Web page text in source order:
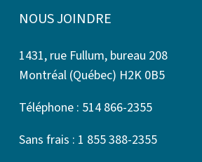
NOUS JOINDRE
1431, rue Fullum, bureau 208
Montréal (Québec) H2K 0B5
Téléphone : 514 866-2355
Sans frais : 1 855 388-2355